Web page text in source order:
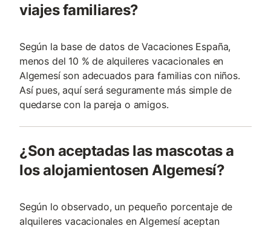
viajes familiares?
Según la base de datos de Vacaciones España,
menos del 10 % de alquileres vacacionales en
Algemesí son adecuados para familias con niños.
Así pues, aquí será seguramente más simple de
quedarse con la pareja o amigos.
¿Son aceptadas las mascotas a
los alojamientosen Algemesí?
Según lo observado, un pequeño porcentaje de
alquileres vacacionales en Algemesí aceptan